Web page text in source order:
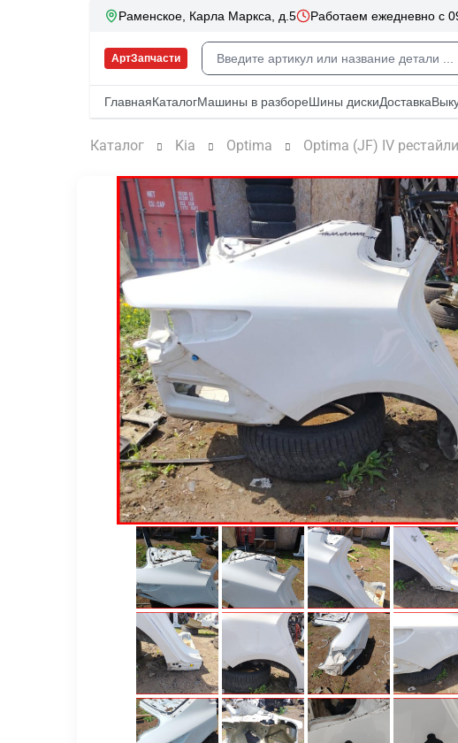
Каталог Kia Optima Optima (JF) IV